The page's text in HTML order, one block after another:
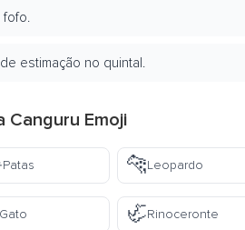
estimação no quintal.
Canguru Emoji
Patas 🐆Leopardo
Gato 🦏Rinoceronte